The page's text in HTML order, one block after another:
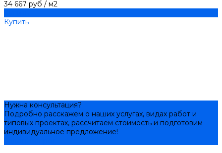
34 667 руб / м2
Купить
Нужна консультация?
Подробно расскажем о наших услугах, видах работ и
типовых проектах, рассчитаем стоимость и подготовим
индивидуальное предложение!